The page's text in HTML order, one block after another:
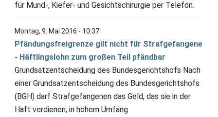
für Mund-, Kiefer- und Gesichtschirurgie per Telefon.
Montag, 9. Mai 2016 - 10:37
Pfändungsfreigrenze gilt nicht für Strafgefangene
- Häftlingslohn zum großen Teil pfändbar
Grundsatzentscheidung des Bundesgerichtshofs Nach
einer Grundsatzentscheidung des Bundesgerichtshofs
(BGH) darf Strafgefangenen das Geld, das sie in der
Haft verdienen, in hohem Umfang